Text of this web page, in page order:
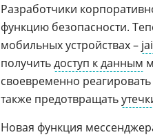
Разработчики
функцию безопасности.
мобильных устройствах –
получитьдоступ к данным
своевременно реагировать
также предотвращать
Новая функция